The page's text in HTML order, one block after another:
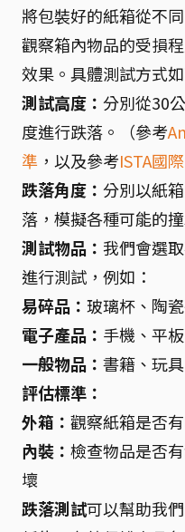
將包裝好的紙箱從不
觀察箱內物品的受損
效果。具體測試方式如
測試高度： 分別從30
度進行跌落。（參考
準 ，以及參考ISTA國
跌落角度： 分別以紙
落，模擬各種可能的
測試物品： 我們會選
進行測試，例如：
易碎品： 玻璃杯、陶
電子產品： 手機、平
一般物品： 書籍、玩具
評估標準：
外箱： 觀察紙箱是否
內裝： 檢查物品是否
壞
跌落測試可以幫助我